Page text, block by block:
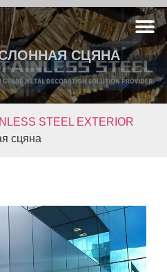
СЦЯНА
STEEL EXTERIOR
сцяна